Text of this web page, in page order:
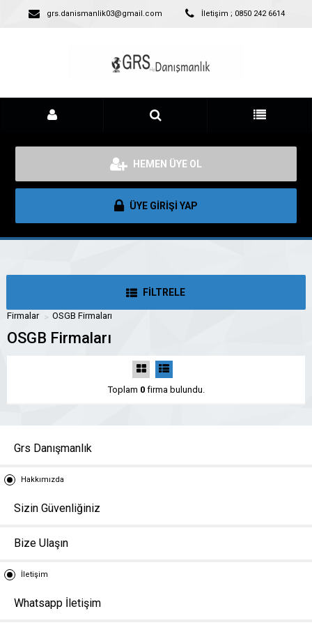
grs.danismanlik03@gmail.com İletişim ; 0850 242 6614
HEMEN ÜYE OL
ÜYE GİRİŞİ YAP
FİLTRELE
Firmalar OSGB Firmaları
OSGB Firmaları
Toplam 0firma bulundu.
Grs Danışmanlık
Hakkımızda
Sizin Güvenliğiniz
Bize Ulaşın
İletişim
Whatsapp İletişim